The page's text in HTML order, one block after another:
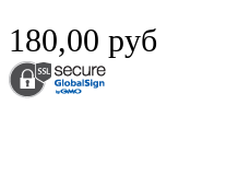
180,00 руб